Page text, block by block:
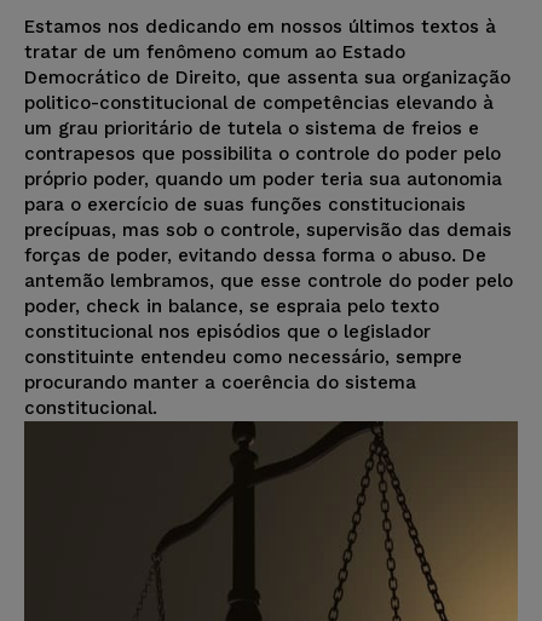
Estamos nos dedicando em nossos últimos textos à
tratar de um fenômeno comum ao Estado
Democrático de Direito, que assenta sua organização
politico-constitucional de competências elevando à
um grau prioritário de tutela o sistema de freios e
contrapesos que possibilita o controle do poder pelo
próprio poder, quando um poder teria sua autonomia
para o exercício de suas funções constitucionais
precípuas, mas sob o controle, supervisão das demais
forças de poder, evitando dessa forma o abuso. De
antemão lembramos, que esse controle do poder pelo
poder, check in balance, se espraia pelo texto
constitucional nos episódios que o legislador
constituinte entendeu como necessário, sempre
procurando manter a coerência do sistema
constitucional.